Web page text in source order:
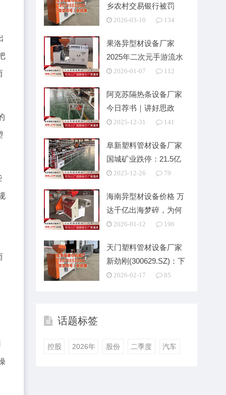
乡农村交易银行被罚
99.43万元：违章
2026-03-10 134
果洛异型材设备厂家
2025年二次元手游流水
稳定
2026-01-07 112
阿克苏隔热条设备厂家
今日荐书｜讲好思政
课“道理”的科学指南
2025-12-31 141
阜新塑料管材设备厂家
国城矿业跌停：21.5亿
关联收购终止
2025-12-26 79
海南异型材设备价格 万
达千亿出海梦碎，为何
不及特朗普一条推文
2026-01-12 196
天门塑料管材设备厂家
新劲刚(300629.SZ)：下
属子公
2026-02-17 85
话题标签
控股 2026年 股份 二季度 汽车